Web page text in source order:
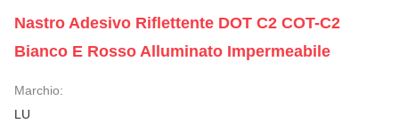
Nastro Adesivo Riflettente DOT C2 COT-C2
Bianco E Rosso Alluminato Impermeabile
Marchio:
LU